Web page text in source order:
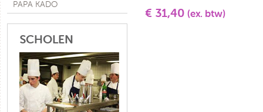
PAPA KADO
SCHOLEN
€ 31,40 (ex. btw)